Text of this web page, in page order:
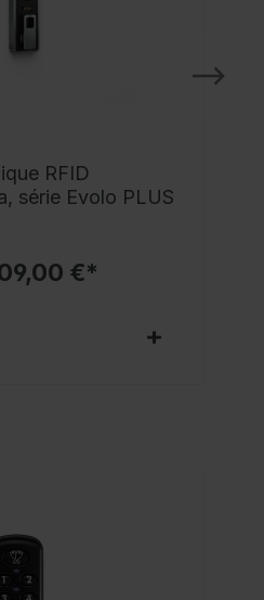
RFID
série Evolo PLUS
€*